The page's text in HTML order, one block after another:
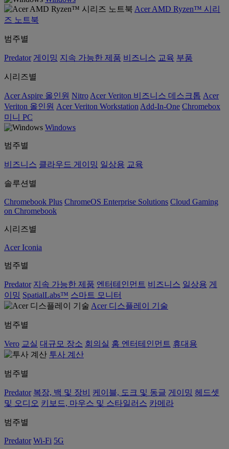
Acer AMD Ryzen™ 시리
즈 노트북
범주별
Predator 게이밍 지속 가능한 제품 비즈니스 교육 부품
시리즈별
Acer Aspire 올인원 Nitro Acer Veriton 비즈니스 데스크톱 Acer
Veriton 올인원 Acer Veriton Workstation Add-In-One Chromebox
미니 PC
Windows
범주별
비즈니스 클라우드 게이밍 일상용 교육
솔루션별
Chromebook Plus ChromeOS Enterprise Solutions Cloud Gaming
on Chromebook
시리즈별
Acer Iconia
범주별
Predator 지속 가능한 제품 엔터테인먼트 비즈니스 일상용 게
이밍 SpatialLabs™ 스마트 모니터
Acer 디스플레이 기술
범주별
Vero 교실 대규모 장소 회의실 홈 엔터테인먼트 휴대용
투사 계산
범주별
Predator 복장, 백 및 장비 케이블, 도크 및 동글 게이밍 헤드셋
및 오디오 키보드, 마우스 및 스타일러스 카메라
범주별
Predator Wi-Fi 5G